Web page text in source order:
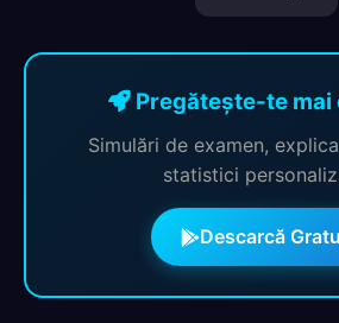
Pregătește-te mai
Simulări de examen,
statistici
Descarcă